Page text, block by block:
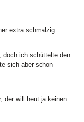
extra schmalzig.
doch ich schüttelte den
sich aber schon
der will heut ja keinen